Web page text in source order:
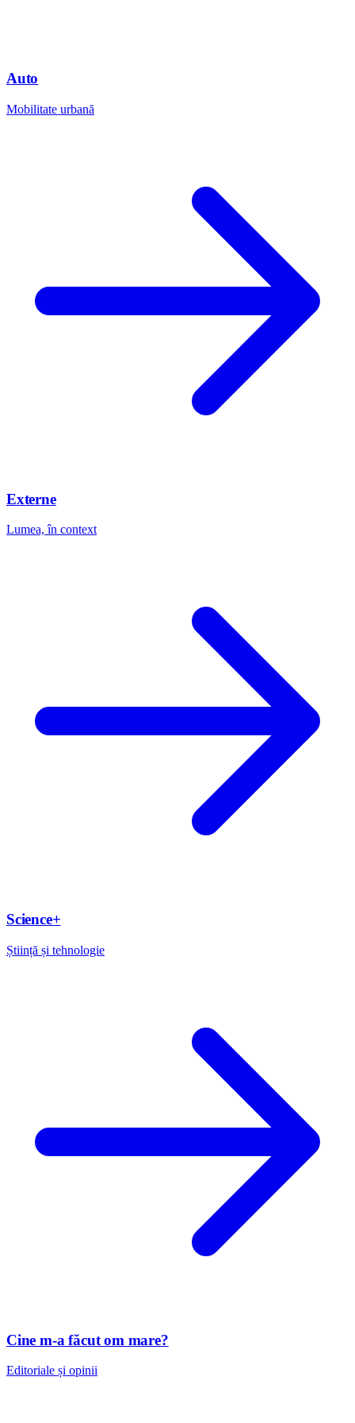
Auto
Mobilitate urbană
Externe
Lumea, în context
Science+
Știință și tehnologie
Cine m-a făcut om mare?
Editoriale și opinii